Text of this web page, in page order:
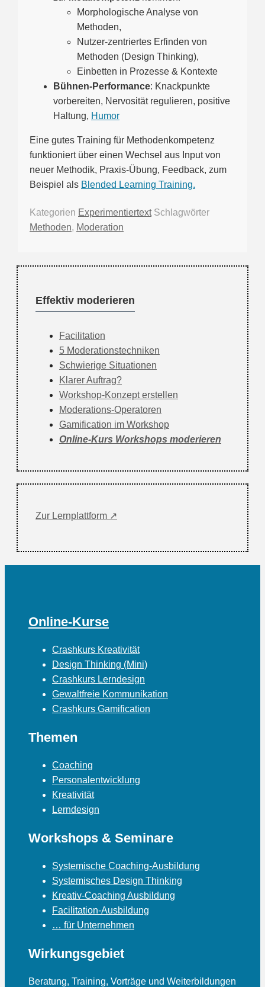
Morphologische Analyse von
Methoden,
Nutzer-zentriertes Erfinden von
Methoden (Design Thinking),
Einbetten in Prozesse & Kontexte
Bühnen-Performance: Knackpunkte
vorbereiten, Nervosität regulieren, positive
Haltung, Humor
Eine gutes Training für Methodenkompetenz
funktioniert über einen Wechsel aus Input von
neuer Methodik, Praxis-Übung, Feedback, zum
Beispiel als Blended Learning Training.
Kategorien Experimentiertext Schlagwörter
Methoden, Moderation
Effektiv moderieren
Facilitation
5 Moderationstechniken
Schwierige Situationen
Klarer Auftrag?
Workshop-Konzept erstellen
Moderations-Operatoren
Gamification im Workshop
Online-Kurs Workshops moderieren
Zur Lernplattform ↗
Online-Kurse
Crashkurs Kreativität
Design Thinking (Mini)
Crashkurs Lerndesign
Gewaltfreie Kommunikation
Crashkurs Gamification
Themen
Coaching
Personalentwicklung
Kreativität
Lerndesign
Workshops & Seminare
Systemische Coaching-Ausbildung
Systemisches Design Thinking
Kreativ-Coaching Ausbildung
Facilitation-Ausbildung
… für Unternehmen
Wirkungsgebiet
Beratung, Training, Vorträge und Weiterbildungen